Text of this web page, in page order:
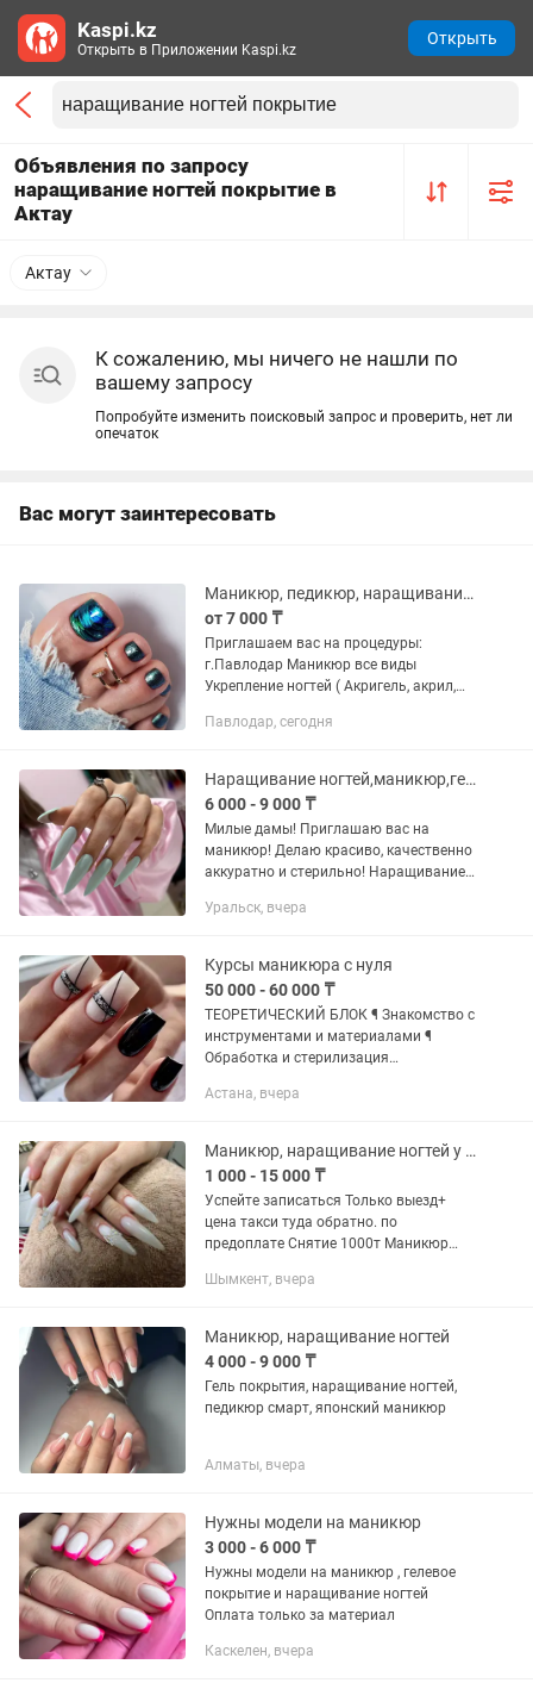
Объявления по запросу
наращивание ногтей покрытие в
Актау
Актау
К сожалению, мы ничего не нашли по
вашему запросу
Попробуйте изменить поисковый запрос и проверить, нет ли
опечаток
Вас могут заинтересовать
Маникюр, педикюр, наращивание ногтей
от 7 000 ₸
Приглашаем вас на процедуры:
г.Павлодар Маникюр все виды
Укрепление ногтей ( Акригель, акрил,
Наращивание ногтей акрил, гель, power
Павлодар, сегодня
Наращивание ногтей,маникюр,гель-лак
6 000 - 9 000 ₸
Милые дамы! Приглашаю вас на
маникюр! Делаю красиво, качественно
аккуратно и стерильно! Наращивание
Уральск, вчера
Курсы маникюра с нуля
50 000 - 60 000 ₸
ТЕОРЕТИЧЕСКИЙ БЛОК ¶ Знакомство с
инструментами и материалами ¶
Обработка и стерилизация
места ПРАКТИКА • Наращивание на
•Аппаратный...
Астана, вчера
Маникюр, наращивание ногтей у себя дома и выезд
1 000 - 15 000 ₸
Успейте записаться Только выезд+
цена такси туда обратно. по
предоплате Снятие 1000т Маникюр
Ман+гель покрытие+укр. 5500
отдельно) Дизайн...
Шымкент, вчера
Маникюр, наращивание ногтей
4 000 - 9 000 ₸
Гель покрытия, наращивание ногтей,
педикюр смарт, японский маникюр
Алматы, вчера
Нужны модели на маникюр
3 000 - 6 000 ₸
Нужны модели на маникюр , гелевое
покрытие и наращивание ногтей
Оплата только за материал
Каскелен, вчера
Kaspi.kz
Открыть в Приложении Kaspi.kz
Открыть